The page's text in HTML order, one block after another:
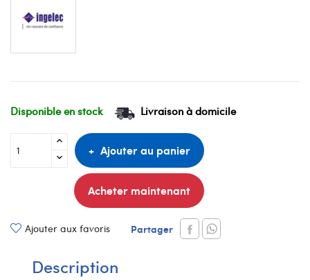
Disponible en stock Livraison à domicile
Ajouter au panier
Acheter maintenant
Ajouter aux favoris Partager
Description